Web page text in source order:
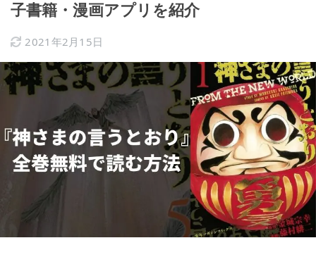
子書籍・漫画アプリを紹介
2021年2月15日